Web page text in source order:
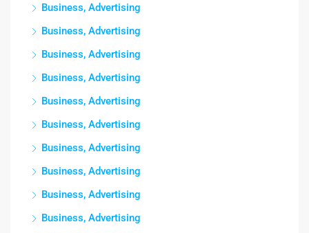
Business, Advertising
Business, Advertising
Business, Advertising
Business, Advertising
Business, Advertising
Business, Advertising
Business, Advertising
Business, Advertising
Business, Advertising
Business, Advertising